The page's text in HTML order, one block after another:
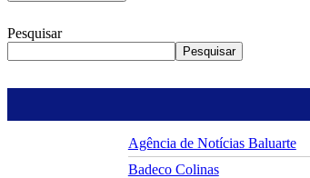
Pesquisar
Pesquisar
Agência de Notícias Baluarte
Badeco Colinas